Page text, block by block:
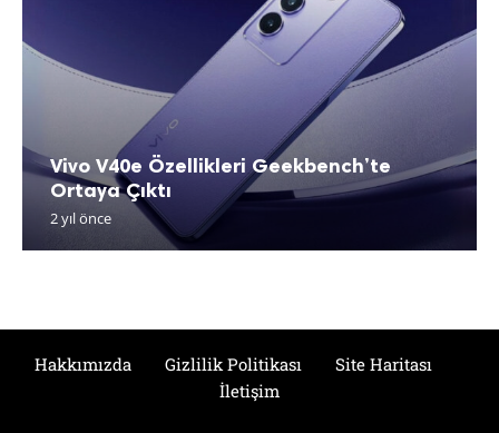
Vivo V40e Özellikleri Geekbench’te
Ortaya Çıktı
2 yıl önce
Hakkımızda Gizlilik Politikası
Site Haritası
İletişim